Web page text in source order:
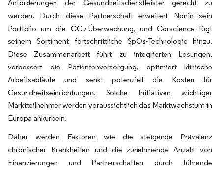
Anforderungen der Gesundheitsdienstleister gerecht zu
werden. Durch diese Partnerschaft erweitert Nonin sein
Portfolio um die CO₂-Überwachung, und Corscience fügt
seinem Sortiment fortschrittliche SpO₂-Technologie hinzu.
Diese Zusammenarbeit führt zu integrierten Lösungen,
verbessert die Patientenversorgung, optimiert klinische
Arbeitsabläufe und senkt potenziell die Kosten für
Gesundheitseinrichtungen. Solche Initiativen wichtiger
Marktteilnehmer werden voraussichtlich das Marktwachstum in
Europa ankurbeln.
Daher werden Faktoren wie die steigende Prävalenz
chronischer Krankheiten und die zunehmende Anzahl von
Finanzierungen und Partnerschaften durch führende